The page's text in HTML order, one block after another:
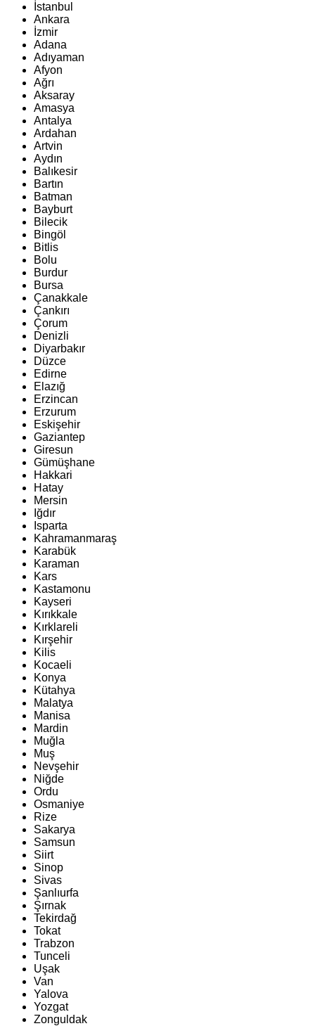
İstanbul
Ankara
İzmir
Adana
Adıyaman
Afyon
Ağrı
Aksaray
Amasya
Antalya
Ardahan
Artvin
Aydın
Balıkesir
Bartın
Batman
Bayburt
Bilecik
Bingöl
Bitlis
Bolu
Burdur
Bursa
Çanakkale
Çankırı
Çorum
Denizli
Diyarbakır
Düzce
Edirne
Elazığ
Erzincan
Erzurum
Eskişehir
Gaziantep
Giresun
Gümüşhane
Hakkari
Hatay
Mersin
Iğdır
Isparta
Kahramanmaraş
Karabük
Karaman
Kars
Kastamonu
Kayseri
Kırıkkale
Kırklareli
Kırşehir
Kilis
Kocaeli
Konya
Kütahya
Malatya
Manisa
Mardin
Muğla
Muş
Nevşehir
Niğde
Ordu
Osmaniye
Rize
Sakarya
Samsun
Siirt
Sinop
Sivas
Şanlıurfa
Şırnak
Tekirdağ
Tokat
Trabzon
Tunceli
Uşak
Van
Yalova
Yozgat
Zonguldak